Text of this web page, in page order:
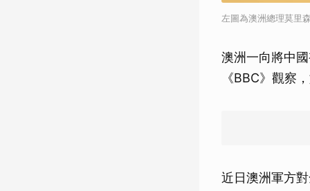
左圖為澳洲總理莫里
澳洲一向將中
《BBC》觀察
近日澳洲軍方